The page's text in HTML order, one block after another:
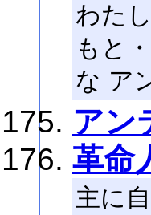
わた
もと
な ア
アン
革命
主に